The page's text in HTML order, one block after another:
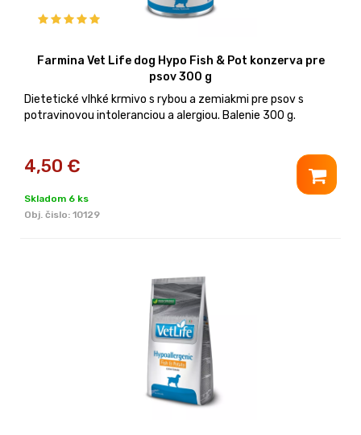
Farmina Vet Life dog Hypo Fish & Pot konzerva pre
psov 300 g
Dietetické vlhké krmivo s rybou a zemiakmi pre psov s
potravinovou intoleranciou a alergiou. Balenie 300 g.
4,50 €
Skladom 6 ks
Obj. čislo: 10129